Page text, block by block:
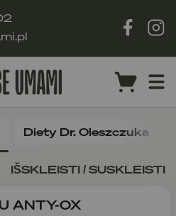
Diety Dr. Oleszczuka
IŠSKLEISTI / SUSKLEISTI
ANTY-OX